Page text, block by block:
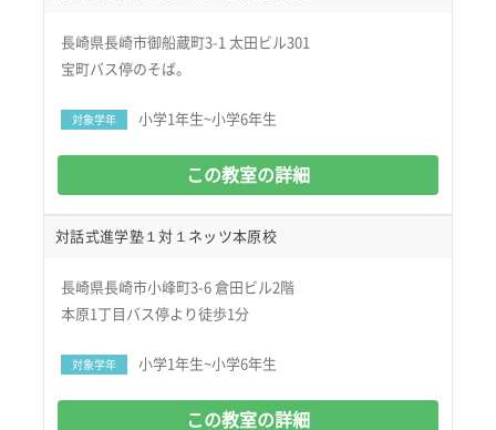
長崎県長崎市御船蔵町3-1 太田ビル301
宝町バス停のそば。
対象学年 小学1年生~小学6年生
この教室の詳細
対話式進学塾１対１ネッツ本原校
長崎県長崎市小峰町3-6 倉田ビル2階
本原1丁目バス停より徒歩1分
対象学年 小学1年生~小学6年生
この教室の詳細